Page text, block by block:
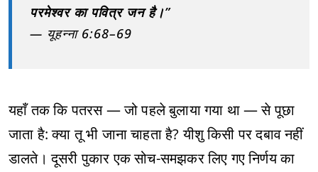
परमेश्वर का पवित्र जन है।”
— यूहन्ना 6:68–69
यहाँ तक कि पतरस — जो पहले बुलाया गया था — से पूछा
जाता है: क्या तू भी जाना चाहता है? यीशु किसी पर दबाव नहीं
डालते। दूसरी पुकार एक सोच-समझकर लिए गए निर्णय का